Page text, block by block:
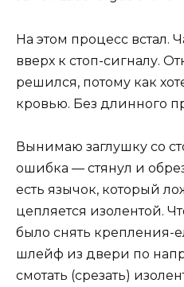
На этом процесс встал.
вверх к стоп-сигналу.
решился, потому как
кровью. Без длинного
Вынимаю заглушку со
ошибка — стянул и
есть язычок, который
цепляется изолентой.
было снять крепления-
шлейф из двери по
смотать (срезать)